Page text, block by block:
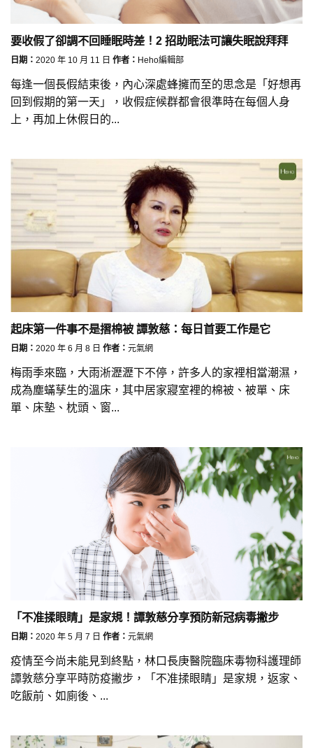
要收假了卻調不回睡眠時差！2 招助眠法可讓失眠說拜拜
日期： 2020 年 10 月 11 日 作者： Heho編輯部
每逢一個長假結束後，內心深處蜂擁而至的思念是「好想再
回到假期的第一天」，收假症候群都會很準時在每個人身
上，再加上休假日的...
起床第一件事不是摺棉被 譚敦慈：每日首要工作是它
日期： 2020 年 6 月 8 日 作者： 元氣網
梅雨季來臨，大雨淅瀝瀝下不停，許多人的家裡相當潮濕，
成為塵蟎孶生的溫床，其中居家寢室裡的棉被、被單、床
單、床墊、枕頭、窗...
「不准揉眼睛」是家規！譚敦慈分享預防新冠病毒撇步
日期： 2020 年 5 月 7 日 作者： 元氣網
疫情至今尚未能見到終點，林口長庚醫院臨床毒物科護理師
譚敦慈分享平時防疫撇步，「不准揉眼睛」是家規，返家、
吃飯前、如廁後、...